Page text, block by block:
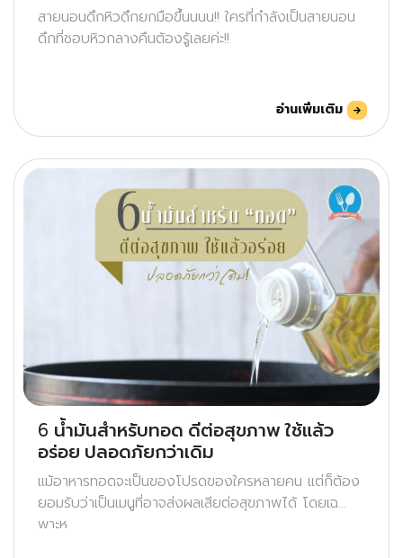
สายนอนดึกหิวดึกยกมือขึ้นนนน!! ใครที่กำลังเป็นสายนอน
ดึกที่ชอบหิวกลางคืนต้องรู้เลยค่ะ!!
อ่านเพิ่มเติม
6 น้ำมันสำหรับทอด ดีต่อสุขภาพ ใช้แล้ว
อร่อย ปลอดภัยกว่าเดิม
แม้อาหารทอดจะเป็นของโปรดของใครหลายคน แต่ก็ต้อง
ยอมรับว่าเป็นเมนูที่อาจส่งผลเสียต่อสุขภาพได้ โดยเฉ
พาะห